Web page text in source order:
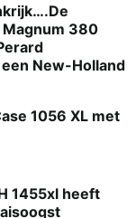
380
New-Holland
1056 XL met
1455xl heeft